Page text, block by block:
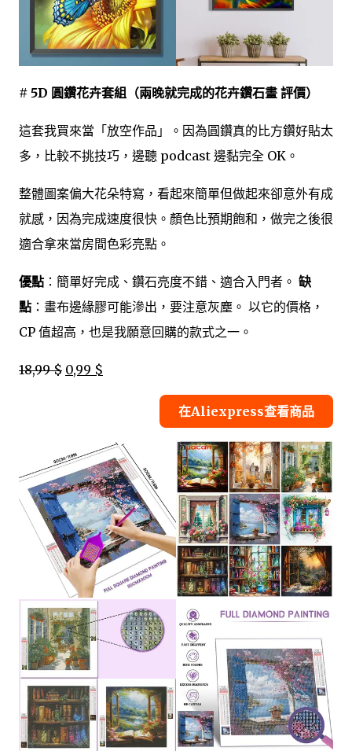
# 5D 圓鑽花卉套組（兩晚就完成的花卉鑽石畫 評價）
這套我買來當「放空作品」。因為圓鑽真的比方鑽好貼太
多，比較不挑技巧，邊聽 podcast 邊黏完全 OK。
整體圖案偏大花朵特寫，看起來簡單但做起來卻意外有成
就感，因為完成速度很快。顏色比預期飽和，做完之後很
適合拿來當房間色彩亮點。
優點 ：簡單好完成、鑽石亮度不錯、適合入門者。 缺
點 ：畫布邊緣膠可能滲出，要注意灰塵。 以它的價格，
CP 值超高，也是我願意回購的款式之一。
18,99 $ 0,99 $
在Aliexpress查看商品